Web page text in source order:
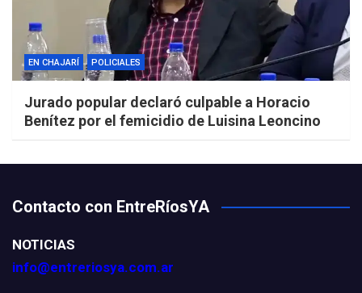
EN CHAJARÍ POLICIALES
Jurado popular declaró culpable a Horacio
Benítez por el femicidio de Luisina Leoncino
Contacto con EntreRíosYA
NOTICIAS
info@entreriosya.com.ar